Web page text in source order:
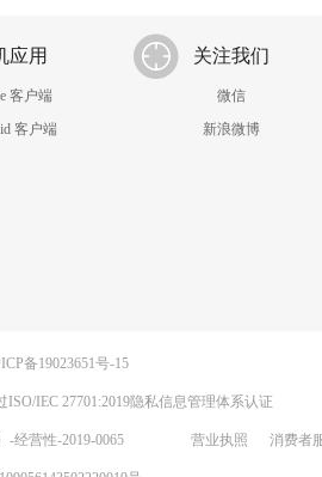
应用
客户端
客户端
关注我们
微信
新浪微博
备19023651号-15
ISO/IEC 27701:2019隐私信息管理体系认证
经营性-2019-0065 营业执照 消费者